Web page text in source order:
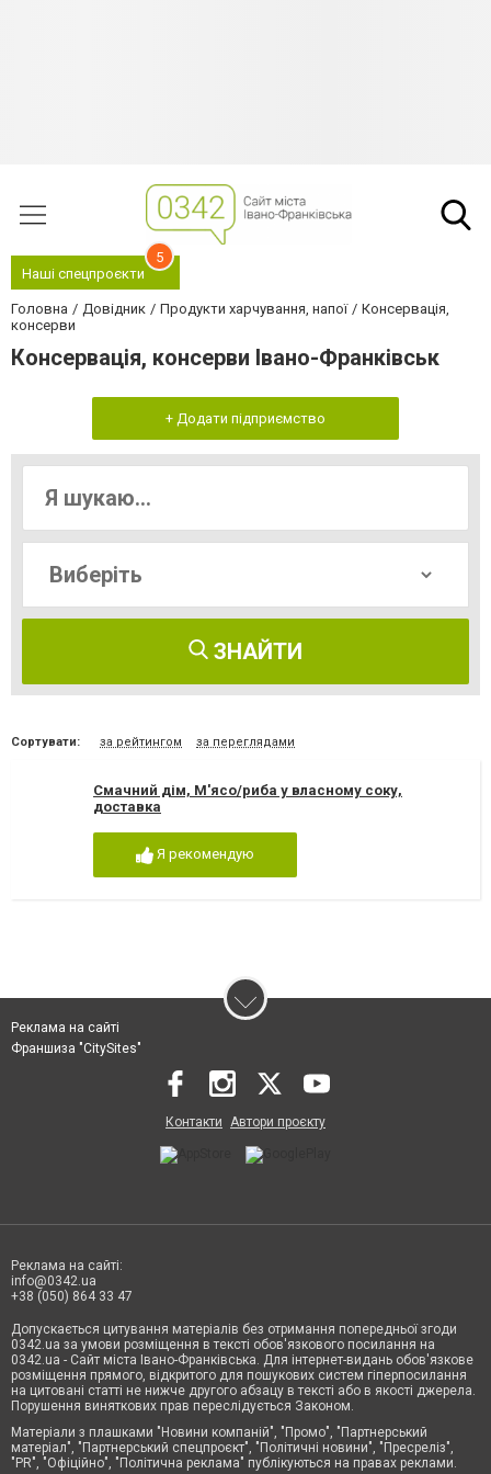
Наші спецпроєкти
5
Головна Довідник Продукти харчування, напої
Консервація,
консерви
Консервація, консерви Івано-Франківськ
+ Додати підприємство
ЗНАЙТИ
Сортувати: за рейтингом за переглядами
Смачний дім, М'ясо/риба у власному соку,
доставка
Я рекомендую
Реклама на сайті
Франшиза "CitySites"
Контакти Автори проєкту
Реклама на сайті:
info@0342.ua
+38 (050) 864 33 47
Допускається цитування матеріалів без отримання попередньої згоди
0342.ua за умови розміщення в тексті обов'язкового посилання на
0342.ua - Сайт міста Івано-Франківська. Для інтернет-видань обов'язкове
розміщення прямого, відкритого для пошукових систем гіперпосилання
на цитовані статті не нижче другого абзацу в тексті або в якості джерела.
Порушення виняткових прав переслідується Законом.
Матеріали з плашками "Новини компаній", "Промо", "Партнерський
матеріал", "Партнерський спецпроєкт", "Політичні новини", "Пресреліз",
"PR", "Офіційно", "Політична реклама" публікуються на правах реклами.